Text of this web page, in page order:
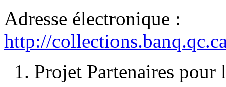
Adresse électronique :
http://
1. Projet Partenaires